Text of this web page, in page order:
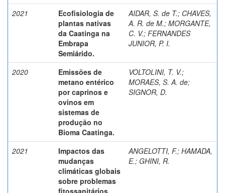
2021
Ecofisiologia de
plantas nativas
da Caatinga na
Embrapa
Semiárido.
AIDAR, S. de T.; CHAVES,
A. R. de M.; MORGANTE,
C. V.; FERNANDES
JUNIOR, P. I.
2020
Emissões de
metano entérico
por caprinos e
ovinos em
sistemas de
produção no
Bioma Caatinga.
VOLTOLINI, T. V.;
MORAES, S. A. de;
SIGNOR, D.
2021
Impactos das
mudanças
climáticas globais
sobre problemas
fitossanitários.
ANGELOTTI, F.; HAMADA,
E.; GHINI, R.